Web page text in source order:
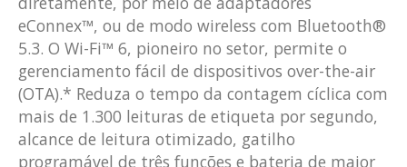
eConnex™, ou de modo wireless com Bluetooth®
5.3. O Wi-Fi™ 6, pioneiro no setor, permite o
gerenciamento fácil de dispositivos over-the-air
(OTA).* Reduza o tempo da contagem cíclica com
mais de 1.300 leituras de etiqueta por segundo,
alcance de leitura otimizado, gatilho
programável de três funções e bateria de maior